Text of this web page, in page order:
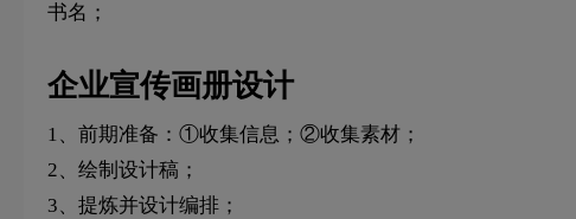
书名；
企业宣传画册设计
1、前期准备：①收集信息；②收集素材；
2、绘制设计稿；
3、提炼并设计编排；